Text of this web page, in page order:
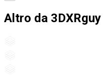
Altro da 3DXRguy